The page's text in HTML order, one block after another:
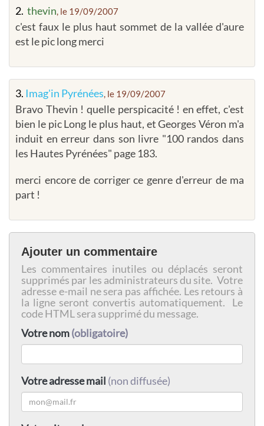
2. thevin , le 19/09/2007
c'est faux le plus haut sommet de la vallée d'aure
est le pic long merci
3. Imag'in Pyrénées , le 19/09/2007
Bravo Thevin ! quelle perspicacité ! en effet, c'est
bien le pic Long le plus haut, et Georges Véron m'a
induit en erreur dans son livre "100 randos dans
les Hautes Pyrénées" page 183.
merci encore de corriger ce genre d'erreur de ma
part !
Ajouter un commentaire
Les commentaires inutiles ou déplacés seront
supprimés par les administrateurs du site. Votre
adresse e-mail ne sera pas affichée. Les retours à
la ligne seront convertis automatiquement. Le
code HTML sera supprimé du message.
Votre nom(obligatoire)
Votre adresse mail (non diffusée)